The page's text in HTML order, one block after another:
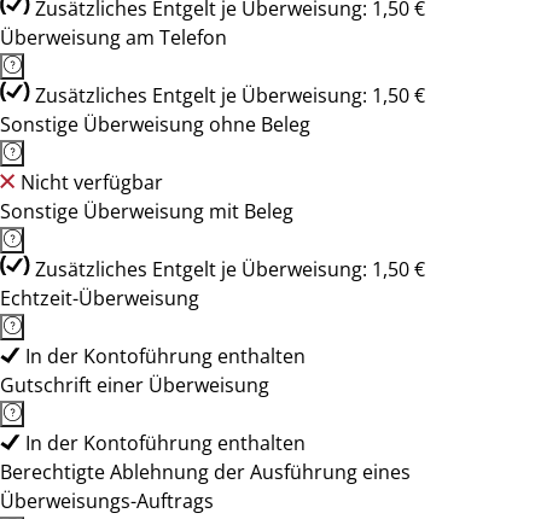
Zusätzliches Entgelt je Überweisung: 1,50 €
Überweisung am Telefon
Zusätzliches Entgelt je Überweisung: 1,50 €
Sonstige Überweisung ohne Beleg
Nicht verfügbar
Sonstige Überweisung mit Beleg
Zusätzliches Entgelt je Überweisung: 1,50 €
Echtzeit-Überweisung
In der Kontoführung enthalten
Gutschrift einer Überweisung
In der Kontoführung enthalten
Berechtigte Ablehnung der Ausführung eines
Überweisungs-Auftrags